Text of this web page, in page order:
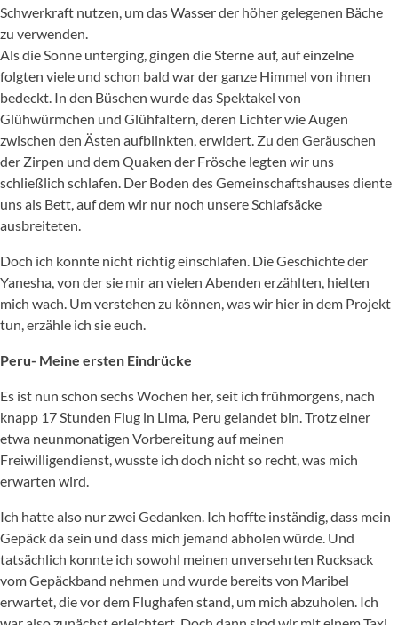
Schwerkraft nutzen, um das Wasser der höher gelegenen Bäche
zu verwenden.
Als die Sonne unterging, gingen die Sterne auf, auf einzelne
folgten viele und schon bald war der ganze Himmel von ihnen
bedeckt. In den Büschen wurde das Spektakel von
Glühwürmchen und Glühfaltern, deren Lichter wie Augen
zwischen den Ästen aufblinkten, erwidert. Zu den Geräuschen
der Zirpen und dem Quaken der Frösche legten wir uns
schließlich schlafen. Der Boden des Gemeinschaftshauses diente
uns als Bett, auf dem wir nur noch unsere Schlafsäcke
ausbreiteten.
Doch ich konnte nicht richtig einschlafen. Die Geschichte der
Yanesha, von der sie mir an vielen Abenden erzählten, hielten
mich wach. Um verstehen zu können, was wir hier in dem Projekt
tun, erzähle ich sie euch.
Peru- Meine ersten Eindrücke
Es ist nun schon sechs Wochen her, seit ich frühmorgens, nach
knapp 17 Stunden Flug in Lima, Peru gelandet bin. Trotz einer
etwa neunmonatigen Vorbereitung auf meinen
Freiwilligendienst, wusste ich doch nicht so recht, was mich
erwarten wird.
Ich hatte also nur zwei Gedanken. Ich hoffte inständig, dass mein
Gepäck da sein und dass mich jemand abholen würde. Und
tatsächlich konnte ich sowohl meinen unversehrten Rucksack
vom Gepäckband nehmen und wurde bereits von Maribel
erwartet, die vor dem Flughafen stand, um mich abzuholen. Ich